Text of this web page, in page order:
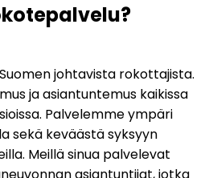
johtavista rokottajista.
ja asiantuntemus kaikissa
Palvelemme ympäri
sekä keväästä syksyyn
Meillä sinua palvelevat